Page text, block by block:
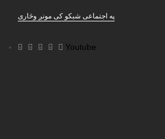
په اجتماعی شبکو کی مونږ وڅاری
Youtube